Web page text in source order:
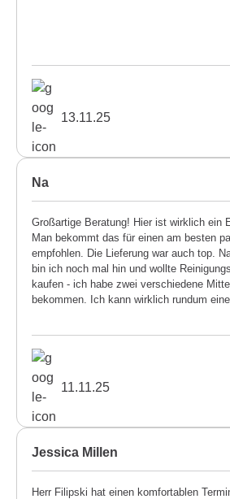
13.11.25
Na
Großartige Beratung! Hier ist wirklich ein
Man bekommt das für einen am besten
empfohlen. Die Lieferung war auch top.
bin ich noch mal hin und wollte
kaufen - ich habe zwei verschiedene
bekommen. Ich kann wirklich rundum
11.11.25
Jessica Millen
Herr Filipski hat einen komfortablen